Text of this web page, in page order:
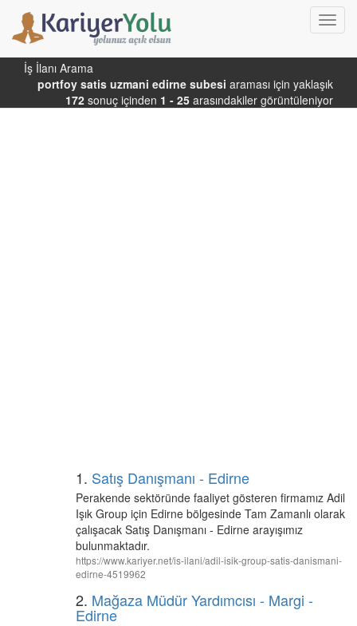
İş İlanı Arama
portfoy satis uzmani edirne subesi araması için yaklaşık
172 sonuç içinden 1 - 25 arasındakiler görüntüleniyor
1. Satış Danışmanı - Edirne
Perakende sektöründe faaliyet gösteren firmamız Adil
Işık Group için Edirne bölgesinde Tam Zamanlı olarak
çalışacak Satış Danışmanı - Edirne arayışımız
bulunmaktadır.
https://www.kariyer.net/is-ilani/adil-isik-group-satis-danismani-
edirne-4519962
2. Mağaza Müdür Yardımcısı - Margi -
Edirne